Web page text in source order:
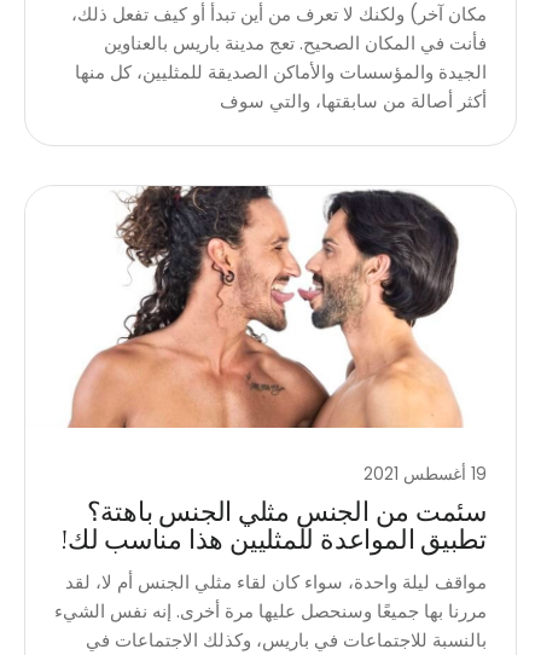
مكان آخر) ولكنك لا تعرف من أين تبدأ أو كيف تفعل ذلك،
فأنت في المكان الصحيح. تعج مدينة باريس بالعناوين
الجيدة والمؤسسات والأماكن الصديقة للمثليين، كل منها
أكثر أصالة من سابقتها، والتي سوف
19 أغسطس 2021
سئمت من الجنس مثلي الجنس باهتة؟
تطبيق المواعدة للمثليين هذا مناسب لك!
مواقف ليلة واحدة، سواء كان لقاء مثلي الجنس أم لا، لقد
مررنا بها جميعًا وسنحصل عليها مرة أخرى. إنه نفس الشيء
بالنسبة للاجتماعات في باريس، وكذلك الاجتماعات في